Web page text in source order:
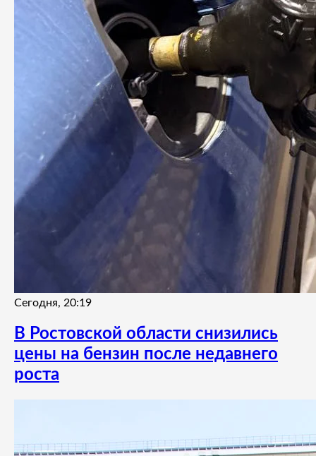
Сегодня, 20:19
В Ростовской области снизились
цены на бензин после недавнего
роста